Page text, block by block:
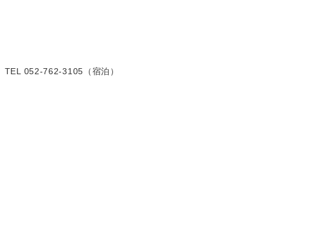
052-762-3105（宿泊）